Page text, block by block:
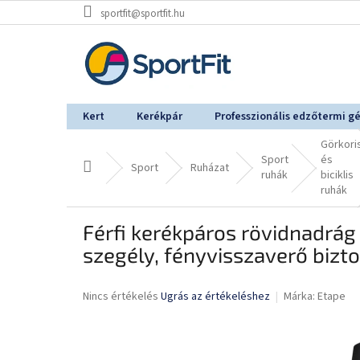
a
sportfit@sportfit.hu
Kert Kerékpár Professzionális edzőtermi
KezdőlapSport Ruházat
Sport
ruhák
és
biciklis
ruhák
Férfi kerékpáros
szegély, fényvisszaverő
A
Nincs értékelés Ugrás az értékeléshez Márka: Etape